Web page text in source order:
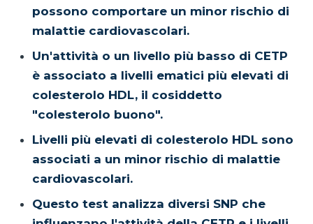
possono comportare un minor rischio di
malattie cardiovascolari.
Un'attività o un livello più basso di CETP
è associato a livelli ematici più elevati di
colesterolo HDL, il cosiddetto
"colesterolo buono".
Livelli più elevati di colesterolo HDL sono
associati a un minor rischio di malattie
cardiovascolari.
Questo test analizza diversi SNP che